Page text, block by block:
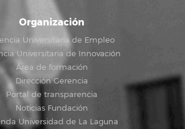
Organización
Universitaria de Empleo
Universitaria de Innovación
Área de formación
Dirección Gerencia
Portal de transparencia
Noticias Fundación
Universidad de La Laguna